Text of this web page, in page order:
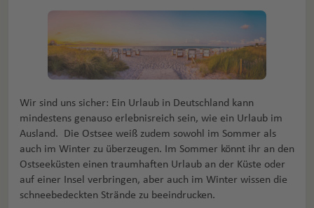
Wir sind uns sicher: Ein Urlaub in Deutschland kann
mindestens genauso erlebnisreich sein, wie ein Urlaub im
Ausland. Die Ostsee weiß zudem sowohl im Sommer als
auch im Winter zu überzeugen. Im Sommer könnt ihr an den
Ostseeküsten einen traumhaften Urlaub an der Küste oder
auf einer Insel verbringen, aber auch im Winter wissen die
schneebedeckten Strände zu beeindrucken.